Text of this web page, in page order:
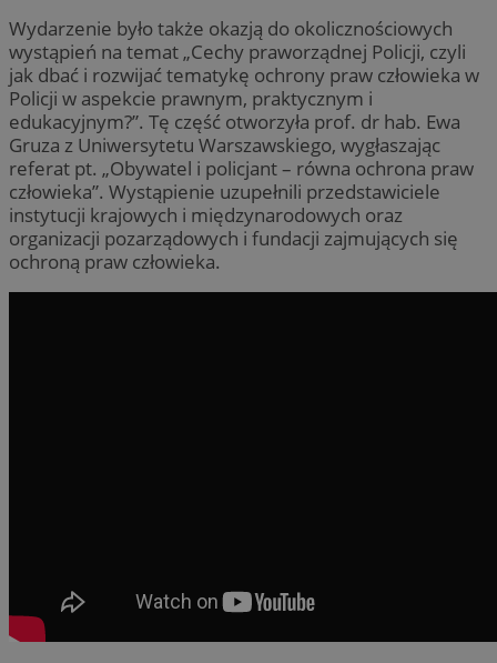
Wydarzenie było także okazją do okolicznościowych
wystąpień na temat „Cechy praworządnej Policji, czyli
jak dbać i rozwijać tematykę ochrony praw człowieka w
Policji w aspekcie prawnym, praktycznym i
edukacyjnym?”. Tę część otworzyła prof. dr hab. Ewa
Gruza z Uniwersytetu Warszawskiego, wygłaszając
referat pt. „Obywatel i policjant – równa ochrona praw
człowieka”. Wystąpienie uzupełnili przedstawiciele
instytucji krajowych i międzynarodowych oraz
organizacji pozarządowych i fundacji zajmujących się
ochroną praw człowieka.